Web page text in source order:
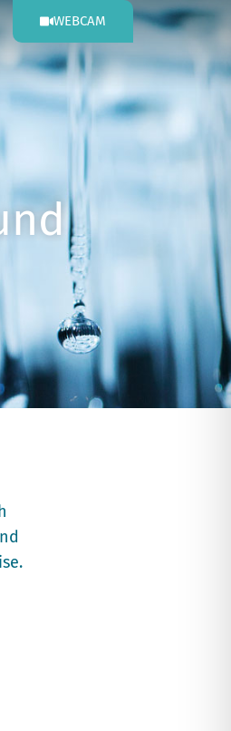
WEBCAM